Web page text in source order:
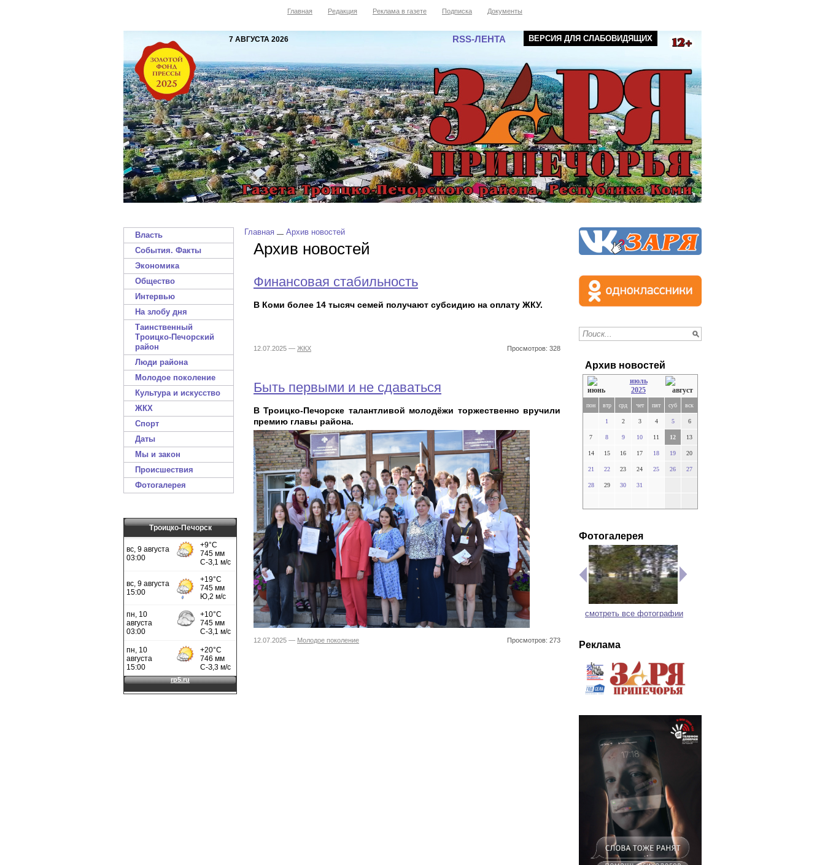
Главная Редакция Реклама в газете Подписка Документы
7 АВГУСТА 2026 RSS-ЛЕНТА ВЕРСИЯ ДЛЯ СЛАБОВИДЯЩИХ
Власть
События. Факты
Экономика
Общество
Интервью
На злобу дня
Таинственный
Троицко-Печорский
район
Люди района
Молодое поколение
Культура и искусство
ЖКХ
Спорт
Даты
Мы и закон
Происшествия
Фотогалерея
Троицко-Печорск
Главная Архив новостей
Архив новостей
Финансовая стабильность
В Коми более 14 тысяч семей получают субсидию на оплату ЖКУ.
12.07.2025 — ЖКХ Просмотров: 328
Быть первыми и не сдаваться
В Троицко-Печорске талантливой молодёжи торжественно вручили
премию главы района.
12.07.2025 — Молодое поколение Просмотров: 273
Архив новостей
июль
2025
пон втр срд чет пят суб вск
1 2 3 4 5 6
7 8 9 10 11 12 13
14 15 16 17 18 19 20
21 22 23 24 25 26 27
28 29 30 31
Фотогалерея
смотреть все фотографии
Реклама